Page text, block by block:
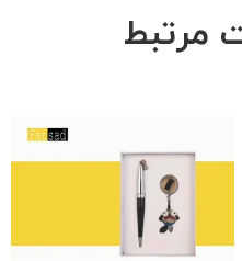
مرتبط